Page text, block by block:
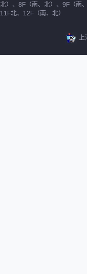
北）、8F（南、北）、9F（南
11F北、12F（南、北）
上